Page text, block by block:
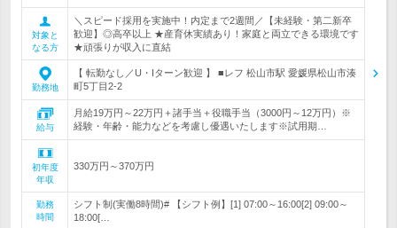
対象と
なる方
＼スピード採用を実施中！内定まで2週間／【未経験・第二新卒
歓迎】◎高卒以上 ★産育休実績あり！家庭と両立できる環境です
★頑張りが収入に直結
勤務地
【 転勤なし／U・Iターン歓迎 】 ■レフ 松山市駅 愛媛県松山市湊
町5丁目2-2
給与
月給19万円～22万円＋諸手当＋役職手当（3000円～12万円）※
経験・年齢・能力などを考慮し優遇いたします※試用期…
初年度
年収
330万円～370万円
勤務
時間
シフト制(実働8時間)# 【シフト例】[1] 07:00～16:00[2] 09:00～
18:00[…